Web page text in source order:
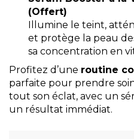
(Offert)
Illumine le teint,
et protège la peau
sa concentration en
Profitez d’une routine
parfaite pour prendre
tout son éclat, avec un
un résultat immédiat.